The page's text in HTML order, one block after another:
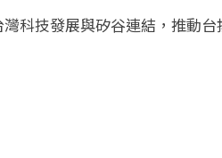
科技發展與矽谷連結，推動